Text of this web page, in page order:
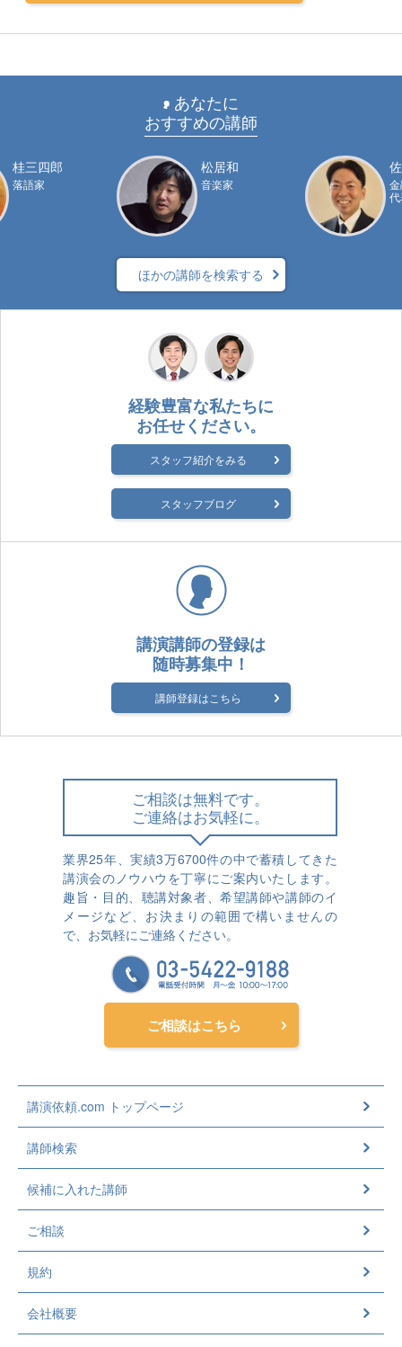
あなたに
おすすめの講師
桂三四郎
落語家
松居和
音楽家
ほかの講師を検索する
経験豊富な私たちに
お任せください。
スタッフ紹介をみる
スタッフブログ
講演講師の登録は
随時募集中！
講師登録はこちら
ご相談は無料です。
ご連絡はお気軽に。
業界25年、実績3万6700件の中で蓄積してきた
講演会のノウハウを丁寧にご案内いたします。
趣旨・目的、聴講対象者、希望講師や講師のイ
メージなど、お決まりの範囲で構いませんの
で、お気軽にご連絡ください。
ご相談はこちら
講演依頼.com トップページ
講師検索
候補に入れた講師
ご相談
規約
会社概要